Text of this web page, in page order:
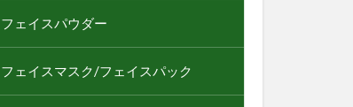
フェイスパウダー
フェイスマスク/フェイスパック